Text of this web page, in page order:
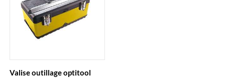
Valise outillage optitool